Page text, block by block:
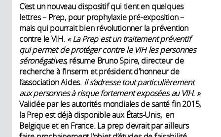
C’est un nouveau dispositif qui tient en quelques
lettres – Prep, pour prophylaxie pré-exposition –
mais qui pourrait bien révolutionner la prévention
contre le VIH. « La Prep est un traitement préventif
qui permet de protéger contre le VIH les personnes
séronégatives,résume Bruno Spire, directeur de
recherche à l’Inserm et président d’honneur de
l’association Aides. Il s’adresse tout particulièrement
aux personnes à risque fortement exposées au VIH. »
Validée par les autorités mondiales de santé fin 2015,
la Prep est déjà disponible aux États-Unis, en
Belgique et en France. La prep devrait par ailleurs